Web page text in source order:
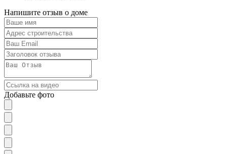
Напишите отзыв о доме
Добавьте фото